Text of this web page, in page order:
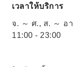
เวลาให้บริการ
จ. ～ ศ., ส. ～ อา
11:00 - 23:00